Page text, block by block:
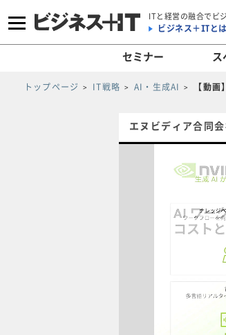
ITと経営の融合でビ
ビジネス＋ITと
セミナー ス
トップページ IT戦略 AI・生成AI 【動
エヌビディア合同